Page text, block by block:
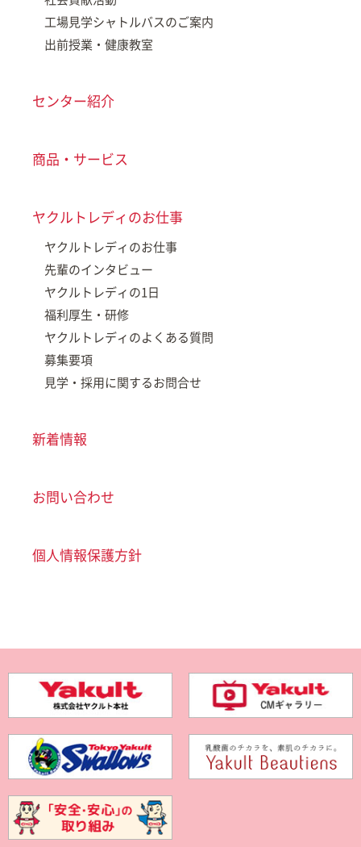
工場見学シャトルバスのご案内
出前授業・健康教室
センター紹介
商品・サービス
ヤクルトレディのお仕事
ヤクルトレディのお仕事
先輩のインタビュー
ヤクルトレディの1日
福利厚生・研修
ヤクルトレディのよくある質問
募集要項
見学・採用に関するお問合せ
新着情報
お問い合わせ
個人情報保護方針